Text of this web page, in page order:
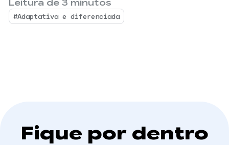
experiências premium
experiências para o Android para carros. No ano
passado, continuamos vendo um crescimento
forte e um bom momento no ecossistema de
Leitura de 3 minutos
#Adaptativa e diferenciada
Fique por dentro